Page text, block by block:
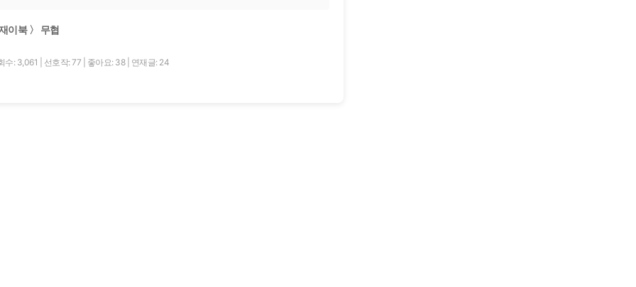
이북 〉 무협
수: 3,061 선호작: 77 좋아요: 38 연재글: 24